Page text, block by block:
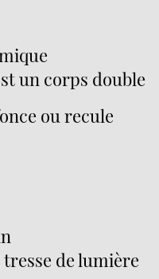
un corps double
ou recule
de lumière